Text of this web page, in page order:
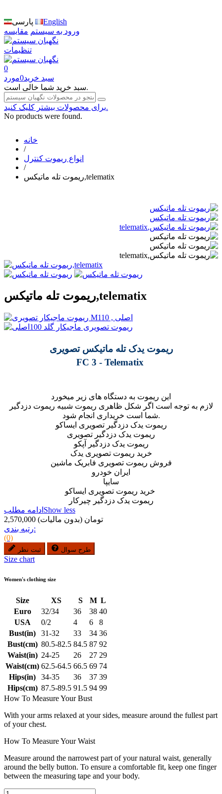
پارسی
English
ورود به سیستم مقایسه
تنظیمات
0
سبد خرید0مورد
سبد خرید شما خالی است.
برای محصولات بیشتر کلیک کنید.
No products were found.
خانه
/
انواع ریموت کنترل
/
ریموت تله ماتیکس,telematix
ریموت تله ماتیکس,telematix
ریموت یدک تله ماتیکس تصویری
FC 3 - Telematix
این ریموت به دستگاه های زیر میخورد
لازم به توجه است اگر شکل ظاهری ریموت شبیه ریموت دزدگیر
شما است خریداری انجام شود.
ریموت یدک دزدگیر تصویری ایساکو
ریموت یدک دزدگیر تصویری
ریموت یدک دزدگیر آپکو
خرید ریموت تصویری یدک
فروش ریموت تصویری فابریک ماشین
ایران خودرو
سایپا
ریموت یدک دزدگیر چیرکار
ادامه مطلب Show less
2,570,000 تومان (بدون مالیات)
رتبه بندی:
(0)
ثبت نظر طرح سوال
Size chart
Women's clothing size
Size XS S M L
Euro
32/34 36 38 40
USA
0/2 4 6
8
Bust(in)
31-32 33 34 36
Bust(cm) 80.5-82.5 84.5 87 92
Waist(in) 24-25 26 27 29
Waist(cm) 62.5-64.5 66.5 69 74
Hips(in)
34-35 36 37 39
Hips(cm) 87.5-89.5 91.5 94 99
How To Measure Your Bust
With your arms relaxed at your sides, measure around the fullest part
of your chest.
How To Measure Your Waist
Measure around the narrowest part of your natural waist, generally
around the belly button. To ensure a comfortable fit, keep one finger
between the measuring tape and your body.